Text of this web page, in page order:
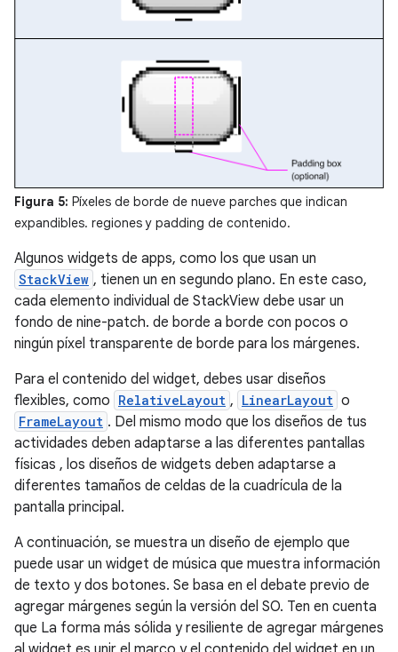
Figura 5: Píxeles de borde de nueve parches que indican
expandibles. regiones y padding de contenido.
Algunos widgets de apps, como los que usan un
StackView , tienen un en segundo plano. En este caso,
cada elemento individual de StackView debe usar un
fondo de nine-patch. de borde a borde con pocos o
ningún píxel transparente de borde para los márgenes.
Para el contenido del widget, debes usar diseños
flexibles, como RelativeLayout , LinearLayout o
FrameLayout . Del mismo modo que los diseños de tus
actividades deben adaptarse a las diferentes pantallas
físicas , los diseños de widgets deben adaptarse a
diferentes tamaños de celdas de la cuadrícula de la
pantalla principal.
A continuación, se muestra un diseño de ejemplo que
puede usar un widget de música que muestra información
de texto y dos botones. Se basa en el debate previo de
agregar márgenes según la versión del SO. Ten en cuenta
que La forma más sólida y resiliente de agregar márgenes